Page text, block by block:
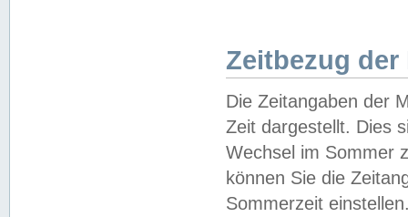
Zeitbezug der
Die Zeitangaben der
Zeit dargestellt. Dies
Wechsel im Sommer
können Sie die
Sommerzeit